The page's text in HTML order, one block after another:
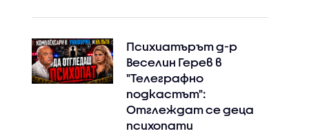
Психиатърът д-р
Веселин Герев в
"Телеграфно
подкастът":
Отглеждат се деца
психопати